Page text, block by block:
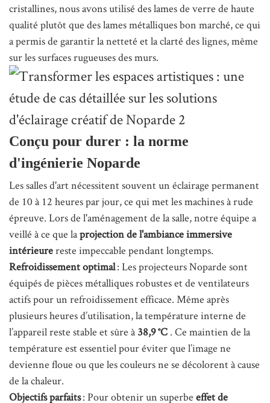
cristallines, nous avons utilisé des lames de verre de haute
qualité plutôt que des lames métalliques bon marché, ce qui
a permis de garantir la netteté et la clarté des lignes, même
sur les surfaces rugueuses des murs.
Conçu pour durer : la norme
d'ingénierie Noparde
Les salles d'art nécessitent souvent un éclairage permanent
de 10 à 12 heures par jour, ce qui met les machines à rude
épreuve. Lors de l'aménagement de la salle, notre équipe a
veillé à ce que laprojection de l'ambiance immersive
intérieurereste impeccable pendant longtemps.
Refroidissement optimal: Les projecteurs Noparde sont
équipés de pièces métalliques robustes et de ventilateurs
actifs pour un refroidissement efficace. Même après
plusieurs heures d’utilisation, la température interne de
l’appareil reste stable et sûre à38,9 °C . Ce maintien de la
température est essentiel pour éviter que l’image ne
devienne floue ou que les couleurs ne se décolorent à cause
de la chaleur.
Objectifs parfaits: Pour obtenir un superbe effet de